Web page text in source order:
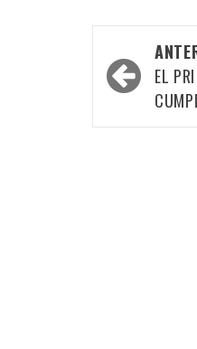
por
EL